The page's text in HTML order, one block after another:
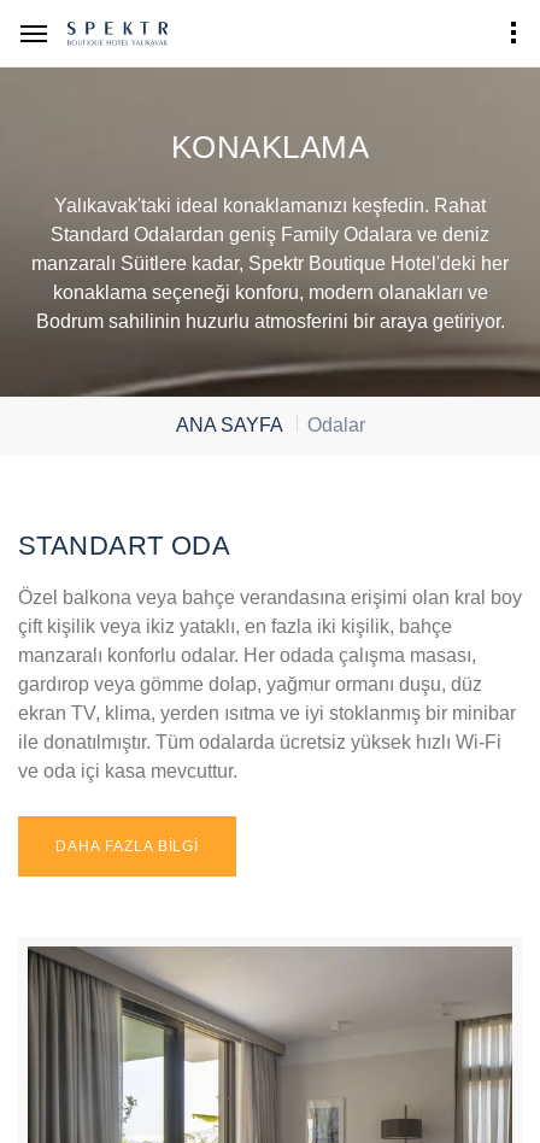
KONAKLAMA
Yalıkavak'taki ideal konaklamanızı keşfedin. Rahat
Standard Odalardan geniş Family Odalara ve deniz
manzaralı Süitlere kadar, Spektr Boutique Hotel'deki her
konaklama seçeneği konforu, modern olanakları ve
Bodrum sahilinin huzurlu atmosferini bir araya getiriyor.
ANA SAYFA Odalar
STANDART ODA
Özel balkona veya bahçe verandasına erişimi olan kral boy
çift kişilik veya ikiz yataklı, en fazla iki kişilik, bahçe
manzaralı konforlu odalar. Her odada çalışma masası,
gardırop veya gömme dolap, yağmur ormanı duşu, düz
ekran TV, klima, yerden ısıtma ve iyi stoklanmış bir minibar
ile donatılmıştır. Tüm odalarda ücretsiz yüksek hızlı Wi-Fi
ve oda içi kasa mevcuttur.
DAHA FAZLA BİLGİ